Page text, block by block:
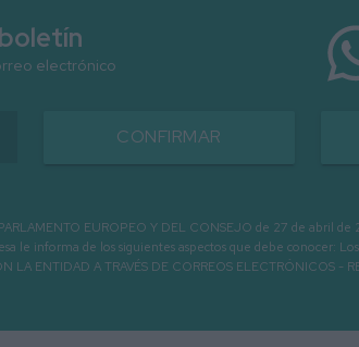
electrónico
CONFIRMAR
EUROPEO Y DEL CONSEJO de 27 de abril
le informa de los siguientes aspectos que debe conocer:
ENTIDAD A TRAVÉS DE CORREOS ELECTRÓNICOS